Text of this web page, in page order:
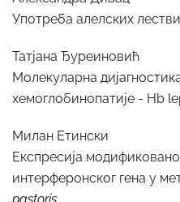
Употреба алелских
Татјана Ђуреиновић
Молекуларна
хемоглобинопатије - Hb
Милан Етински
Експресија
интерферонског гена у